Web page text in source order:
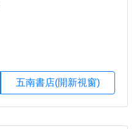
五南書店(開新視窗)